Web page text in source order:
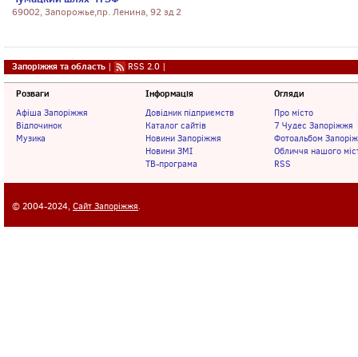
69002, Запорожье,пр. Ленина, 92 зд 2
Запоріжжя та область | RSS 2.0 |
Розваги
Афіша Запоріжжя
Відпочинок
Музика
Інформація
Довідник підприємств
Каталог сайтів
Новини Запоріжжя
Новини ЗМІ
ТВ-програма
Огляди
Про місто
7 Чудес Запоріжжя
Фотоальбом
Обличчя нашого
RSS
© 2004-2024, Сайт Запоріжжя.